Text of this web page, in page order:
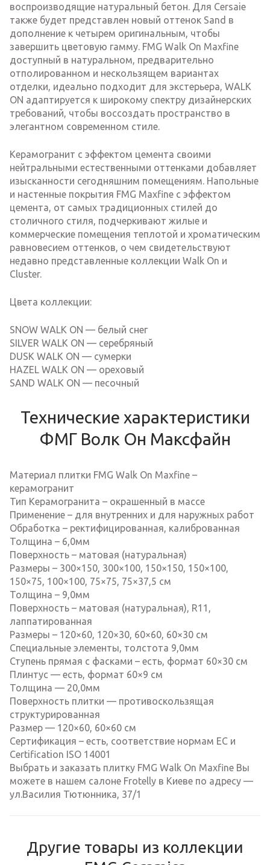
воспроизводящие натуральный бетон. Для Cersaie
также будет представлен новый оттенок Sand в
дополнение к четырем оригинальным, чтобы
завершить цветовую гамму. FMG Walk On Maxfine
доступный в натуральном, предварительно
отполированном и нескользящем вариантах
отделки, идеально подходит для экстерьера, WALK
ON адаптируется к широкому спектру дизайнерских
требований, чтобы воссоздать пространство в
элегантном современном стиле.
Керамогранит с эффектом цемента своими
нейтральными естественными оттенками добавляет
изысканности сегодняшним помещениям. Напольные
и настенные покрытия FMG Maxfine с эффектом
цемента, от самых традиционных стилей до
столичного стиля, подчеркивают жилые и
коммерческие помещения теплотой и хроматическим
равновесием оттенков, о чем свидетельствуют
недавно представленные коллекции Walk On и
Cluster.
Цвета коллекции:
SNOW WALK ON — белый снег
SILVER WALK ON — серебряный
DUSK WALK ON — сумерки
HAZEL WALK ON — ореховый
SAND WALK ON — песочный
Технические характеристики
ФМГ Волк Он Максфайн
Материал плитки FMG Walk On Maxfine –
керамогранит
Тип Керамогранита – окрашенный в массе
Применение – для внутренних и для наружных работ
Обработка – ректифицированная, калиброванная
Толщина – 6,0мм
Поверхность – матовая (натуральная)
Размеры – 300×150, 300×100, 150×150, 150×100,
150×75, 100×100, 75×75, 75×37,5 см
Толщина – 9,0мм
Поверхность – матовая (натуральная), R11,
лаппатированная
Размеры – 120×60, 120×30, 60×60, 60×30 см
Специальные элементы, толстота 9,0мм
Ступень прямая с фасками – есть, формат 60×30 см
Плинтус — есть, формат 60×9 см
Толщина — 20,0мм
Поверхность плитки — противоскользящая
структурированная
Размер — 120×60, 60×60 см
Сертификация – есть, соответствие нормам EC и
Certification ISO 14001
Выбрать и заказать плитку FMG Walk On Maxfine Вы
можете в нашем салоне Frotelly в Киеве по адресу —
ул.Василия Тютюнника, 37/1
Другие товары из коллекции